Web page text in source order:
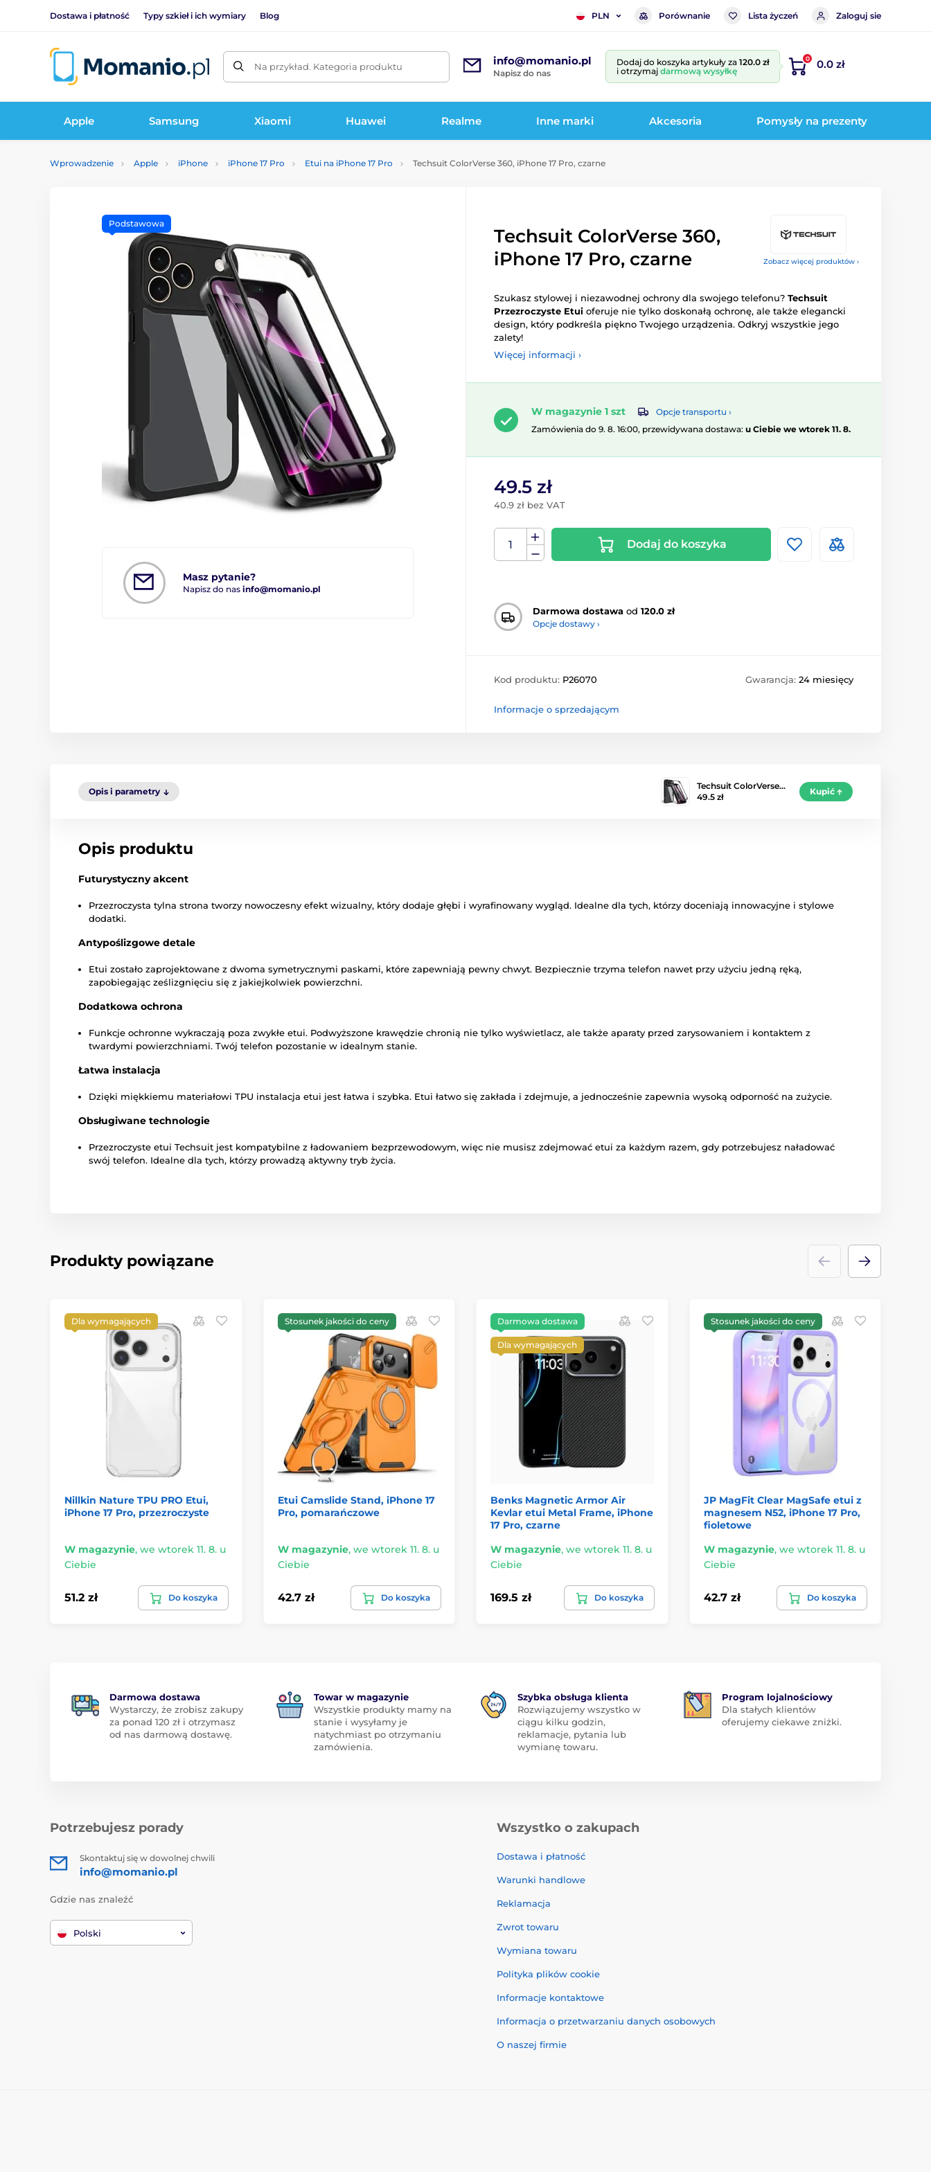
Dostawa i płatność Typy szkieł i ich wymiary Blog PLN Porównanie Lista życzeń Zaloguj sie
Na przykład. Kategoria produktu info@momanio.pl
Napisz do nas
Dodaj do koszyka artykuły za 120.0 zł
i otrzymaj darmową wysyłkę
0 0.0 zł
Apple Samsung Xiaomi Huawei Realme Inne marki Akcesoria Pomysły na prezenty
Wprowadzenie Apple iPhone iPhone 17 Pro Etui na iPhone 17 Pro Techsuit ColorVerse 360, iPhone 17 Pro, czarne
Zobacz więcej produktów ›
Masz pytanie?
Napisz do nas info@momanio.pl
Podstawowa
Techsuit ColorVerse 360,
iPhone 17 Pro, czarne
Szukasz stylowej i niezawodnej ochrony dla swojego telefonu? Techsuit
Przezroczyste Etui oferuje nie tylko doskonałą ochronę, ale także elegancki
design, który podkreśla piękno Twojego urządzenia. Odkryj wszystkie jego
zalety!
Więcej informacji ›
W magazynie 1 szt
Opcje transportu ›
Zamówienia do 9. 8. 16:00, przewidywana dostawa: u Ciebie we wtorek 11. 8.
49.5 zł
40.9 zł bez VAT
Dodaj do koszyka
Darmowa dostawa od 120.0 zł
Opcje dostawy ›
Kod produktu: P26070 Gwarancja: 24 miesięcy
Informacje o sprzedającym
Opis i parametry
Techsuit ColorVerse…
49.5 zł
Kupić
Opis produktu
Futurystyczny akcent
Przezroczysta tylna strona tworzy nowoczesny efekt wizualny, który dodaje głębi i wyrafinowany wygląd. Idealne dla tych, którzy doceniają innowacyjne i stylowe
dodatki.
Antypoślizgowe detale
Etui zostało zaprojektowane z dwoma symetrycznymi paskami, które zapewniają pewny chwyt. Bezpiecznie trzyma telefon nawet przy użyciu jedną ręką,
zapobiegając ześlizgnięciu się z jakiejkolwiek powierzchni.
Dodatkowa ochrona
Funkcje ochronne wykraczają poza zwykłe etui. Podwyższone krawędzie chronią nie tylko wyświetlacz, ale także aparaty przed zarysowaniem i kontaktem z
twardymi powierzchniami. Twój telefon pozostanie w idealnym stanie.
Łatwa instalacja
Dzięki miękkiemu materiałowi TPU instalacja etui jest łatwa i szybka. Etui łatwo się zakłada i zdejmuje, a jednocześnie zapewnia wysoką odporność na zużycie.
Obsługiwane technologie
Przezroczyste etui Techsuit jest kompatybilne z ładowaniem bezprzewodowym, więc nie musisz zdejmować etui za każdym razem, gdy potrzebujesz naładować
swój telefon. Idealne dla tych, którzy prowadzą aktywny tryb życia.
Produkty powiązane
Dla wymagających
Nillkin Nature TPU PRO Etui,
iPhone 17 Pro, przezroczyste
W magazynie, we wtorek 11. 8. u
Ciebie
51.2 zł Do koszyka
Stosunek jakości do ceny
Etui Camslide Stand, iPhone 17
Pro, pomarańczowe
W magazynie, we wtorek 11. 8. u
Ciebie
42.7 zł Do koszyka
Darmowa dostawa
Dla wymagających
Benks Magnetic Armor Air
Kevlar etui Metal Frame, iPhone
17 Pro, czarne
W magazynie, we wtorek 11. 8. u
Ciebie
169.5 zł Do koszyka
Stosunek jakości do ceny
JP MagFit Clear MagSafe etui z
magnesem N52, iPhone 17 Pro,
fioletowe
W magazynie, we wtorek 11. 8. u
Ciebie
42.7 zł Do koszyka
Darmowa dostawa
Wystarczy, że zrobisz zakupy
za ponad 120 zł i otrzymasz
od nas darmową dostawę.
Towar w magazynie
Wszystkie produkty mamy na
stanie i wysyłamy je
natychmiast po otrzymaniu
zamówienia.
Szybka obsługa klienta
Rozwiązujemy wszystko w
ciągu kilku godzin,
reklamacje, pytania lub
wymianę towaru.
Program lojalnościowy
Dla stałych klientów
oferujemy ciekawe zniżki.
Potrzebujesz porady
Skontaktuj się w dowolnej chwili
info@momanio.pl
Gdzie nas znaleźć
Polski
Wszystko o zakupach
Dostawa i płatność
Warunki handlowe
Reklamacja
Zwrot towaru
Wymiana towaru
Polityka plików cookie
Informacje kontaktowe
Informacja o przetwarzaniu danych osobowych
O naszej firmie